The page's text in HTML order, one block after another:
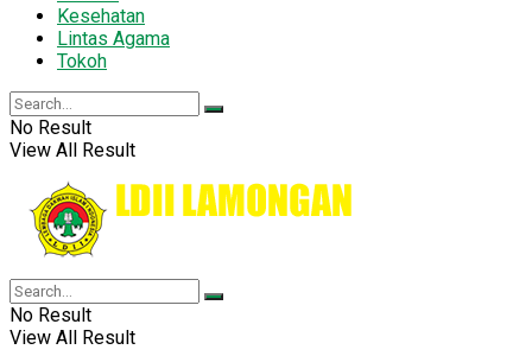
Kesehatan
Lintas Agama
Tokoh
No Result
View All Result
No Result
View All Result